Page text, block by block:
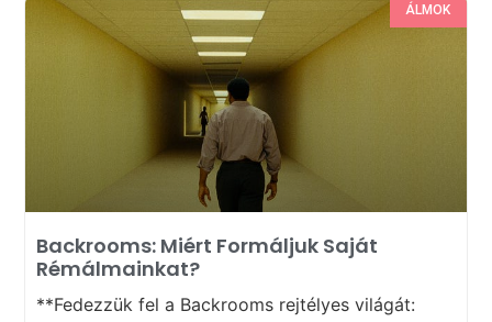
ÁLMOK
Backrooms: Miért Formáljuk Saját
Rémálmainkat?
**Fedezzük fel a Backrooms rejtélyes világát: